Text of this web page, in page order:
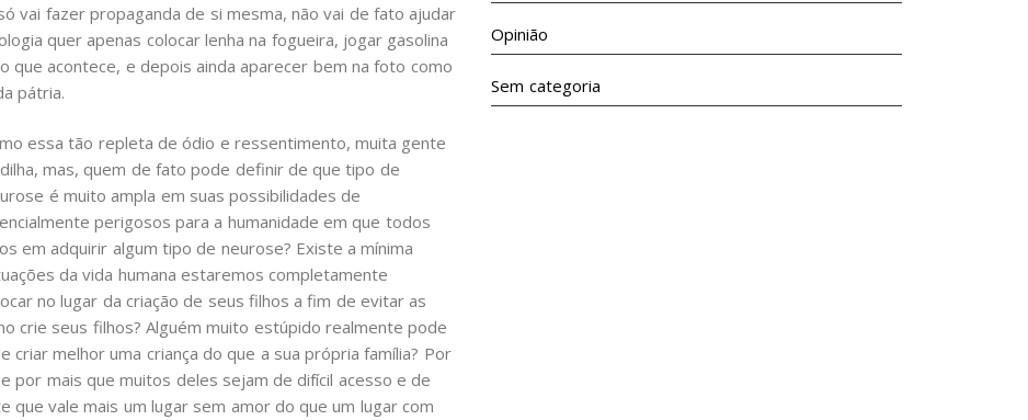
vai fazer propaganda de si mesma, não vai de fato ajudar
quer apenas colocar lenha na fogueira, jogar gasolina
acontece, e depois ainda aparecer bem na foto como
pátria.
essa tão repleta de ódio e ressentimento, muita gente
mas, quem de fato pode definir de que tipo de
é muito ampla em suas possibilidades de
perigosos para a humanidade em que todos
em adquirir algum tipo de neurose? Existe a mínima
da vida humana estaremos completamente
no lugar da criação de seus filhos a fim de evitar as
crie seus filhos? Alguém muito estúpido realmente pode
melhor uma criança do que a sua própria família? Por
por mais que muitos deles sejam de difícil acesso e de
que vale mais um lugar sem amor do que um lugar com
Opinião
Sem categoria